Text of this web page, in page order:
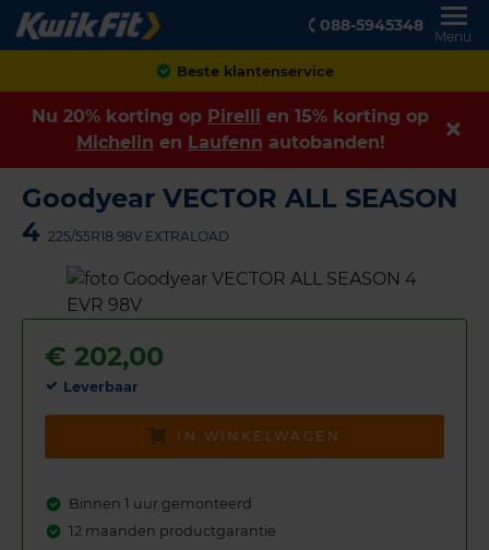
088-5945348
Menu
Beste klantenservice
Nu 20% korting op Pirelli en 15% korting op
Michelin en Laufenn autobanden!
Goodyear VECTOR ALL SEASON
4 225/55R18 98V EXTRALOAD
€ 202,00
Leverbaar
IN WINKELWAGEN
Binnen 1 uur gemonteerd
12 maanden productgarantie